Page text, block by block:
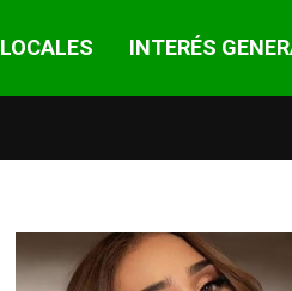
LOCALES INTERÉS